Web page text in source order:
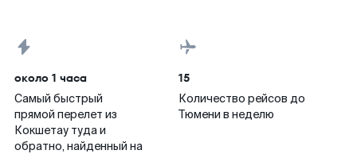
около 1 часа
Самый быстрый
прямой перелет из
Кокшетау туда и
обратно, найденный на
15
Количество рейсов до
Тюмени в неделю